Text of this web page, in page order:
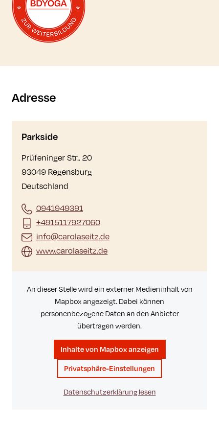
Adresse
Parkside
Prüfeninger Str.. 20
93049 Regensburg
Deutschland
0941949391
+4915117927060
info@carolaseitz.de
www.carolaseitz.de
An dieser Stelle wird ein externer Medieninhalt von
Mapbox angezeigt. Dabei können
personenbezogene Daten an den Anbieter
übertragen werden.
Inhalte von Mapbox anzeigen
Privatsphäre-Einstellungen
Datenschutzerklärung lesen